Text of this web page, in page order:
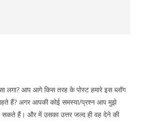
लगा? आप आगे किस तरह के पोस्ट हमारे इस ब्लॉग
हैं? अगर आपकी कोई समस्या/प्रश्न आप मुझे
हैं। और में उसका उत्तर जल्द ही वह देने की